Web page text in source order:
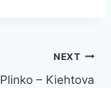
NEXT
Plinko – Kiehtova